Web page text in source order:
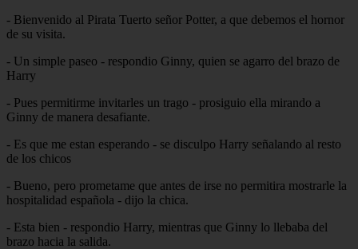
- Bienvenido al Pirata Tuerto señor Potter, a que debemos el hornor
de su visita.
- Un simple paseo - respondio Ginny, quien se agarro del brazo de
Harry
- Pues permitirme invitarles un trago - prosiguio ella mirando a
Ginny de manera desafiante.
- Es que me estan esperando - se disculpo Harry señalando al resto
de los chicos
- Bueno, pero prometame que antes de irse no permitira mostrarle la
hospitalidad española - dijo la chica.
- Esta bien - respondio Harry, mientras que Ginny lo llebaba del
brazo hacia la salida.